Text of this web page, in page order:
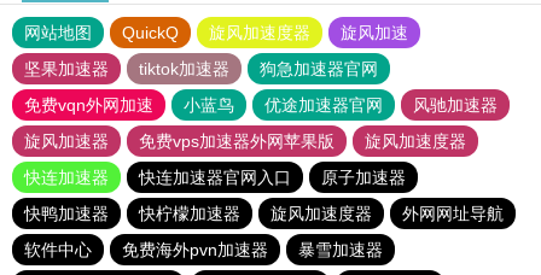
网站地图 QuickQ 旋风加速度器
旋风加速
坚果加速器
tiktok加速器
狗急加速器官网
免费vqn外网加速
小蓝鸟 优途加速器官网
风驰加速器
旋风加速器
免费vps加速器外网苹果版
旋风加速度器
快连加速器
快连加速器官网入口
原子加速器
快鸭加速器
快柠檬加速器 旋风加速度器
外网网址导航
软件中心
免费海外pvn加速器
暴雪加速器